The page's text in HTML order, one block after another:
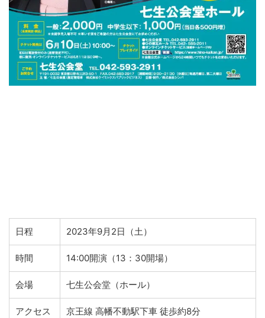
日程 2023年9月2日（土）
時間 14:00開演（13：30開場）
会場 七生公会堂（ホール）
アクセス
京王線 高幡不動駅下車 徒歩約8分